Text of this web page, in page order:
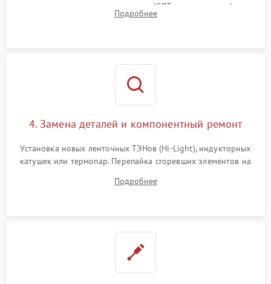
модуля, реле, диодных мостов и IGBT-транзисторов (для
индукции). Проверка кранов и газ-контроля (для газовых
Подробнее
4. Замена деталей и компонентный ремонт
Установка новых ленточных ТЭНов (Hi-Light), индукторных
катушек или термопар. Перепайка сгоревших элементов на
дорожек. Очистка контактов и замена поврежденной
Подробнее